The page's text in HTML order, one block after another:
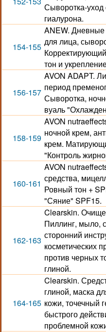
Сыворотка-уход
гиалурона.
154-155
ANEW.
для лица,
тон и
156-157
AVON ADAPT.
период
Сыворотка,
вуаль
158-159
AVON
ночной крем,
крем.
"Контроль
160-161
AVON
средства,
Ровный тон +
"Сяние" SPF15.
162-163
Clearskin.
Пиллинг, мыло,
сторонний
косметических
против черных
глиной.
164-165
Clearskin.
глиной, маска
кожи, точечный
быстрого
проблемной